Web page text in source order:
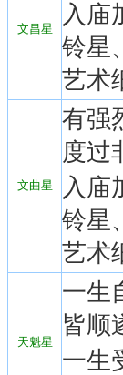
文昌星
入庙
铃星
艺术
文曲星
有强
度过
入庙
铃星
艺术
天魁星
一生
皆顺
一生